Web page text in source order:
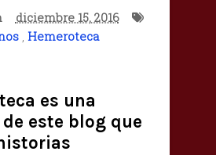
diciembre 15, 2016
, Hemeroteca
es una
este blog que